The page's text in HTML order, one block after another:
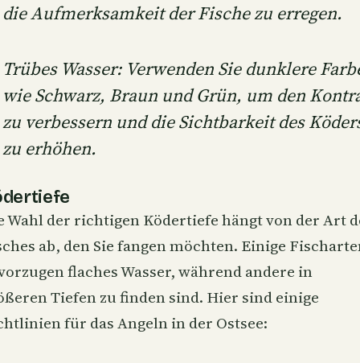
die Aufmerksamkeit der Fische zu erregen.
Trübes Wasser: Verwenden Sie dunklere
wie Schwarz, Braun und Grün, um den
zu verbessern und die Sichtbarkeit des
zu erhöhen.
Wahl der richtigen Ködertiefe hängt von der Art
ab, den Sie fangen möchten. Einige
flaches Wasser, während andere in
Tiefen zu finden sind. Hier sind einige
für das Angeln in der Ostsee: